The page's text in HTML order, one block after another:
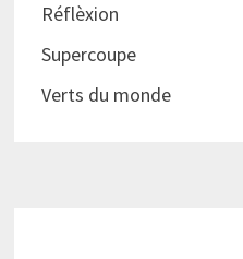
Réflèxion
Supercoupe
Verts du monde